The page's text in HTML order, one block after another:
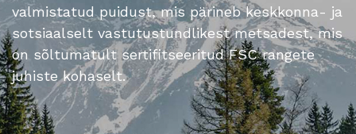
valmistatud puidust, mis pärineb keskkonna- ja
sotsiaalselt vastutustundlikest metsadest, mis
on sõltumatult sertifitseeritud FSC rangete
juhiste kohaselt.